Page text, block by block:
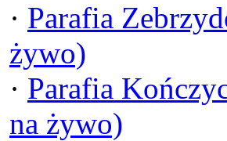
· Parafia
żywo)
· Parafia
na żywo)